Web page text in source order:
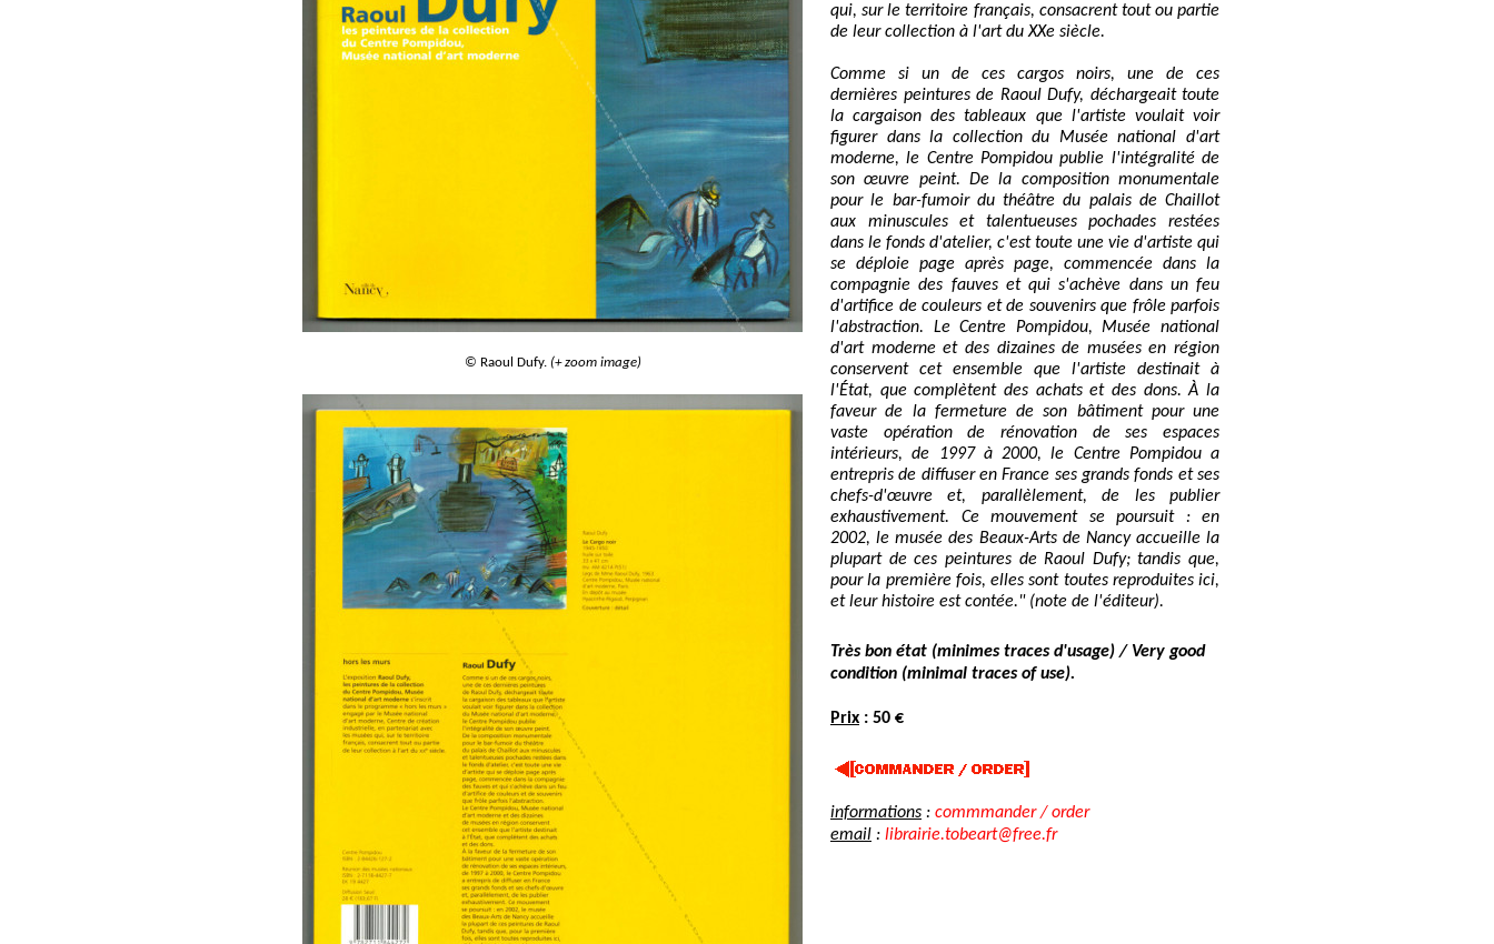
© Raoul Dufy. (+ zoom image)
qui, sur le territoire français, consacrent tout ou partie
de leur collection à l'art du XXe siècle.
Comme si un de ces cargos noirs, une de ces
dernières peintures de Raoul Dufy, déchargeait toute
la cargaison des tableaux que l'artiste voulait voir
figurer dans la collection du Musée national d'art
moderne, le Centre Pompidou publie l'intégralité de
son œuvre peint. De la composition monumentale
pour le bar-fumoir du théâtre du palais de Chaillot
aux minuscules et talentueuses pochades restées
dans le fonds d'atelier, c'est toute une vie d'artiste qui
se déploie page après page, commencée dans la
compagnie des fauves et qui s'achève dans un feu
d'artifice de couleurs et de souvenirs que frôle parfois
l'abstraction. Le Centre Pompidou, Musée national
d'art moderne et des dizaines de musées en région
conservent cet ensemble que l'artiste destinait à
l'État, que complètent des achats et des dons. À la
faveur de la fermeture de son bâtiment pour une
vaste opération de rénovation de ses espaces
intérieurs, de 1997 à 2000, le Centre Pompidou a
entrepris de diffuser en France ses grands fonds et ses
chefs-d'œuvre et, parallèlement, de les publier
exhaustivement. Ce mouvement se poursuit : en
2002, le musée des Beaux-Arts de Nancy accueille la
plupart de ces peintures de Raoul Dufy; tandis que,
pour la première fois, elles sont toutes reproduites ici,
et leur histoire est contée." (note de l'éditeur).
Très bon état (minimes traces d'usage) / Very good
condition (minimal traces of use).
Prix : 50 €
informations : commmander / order
email : librairie.tobeart@free.fr